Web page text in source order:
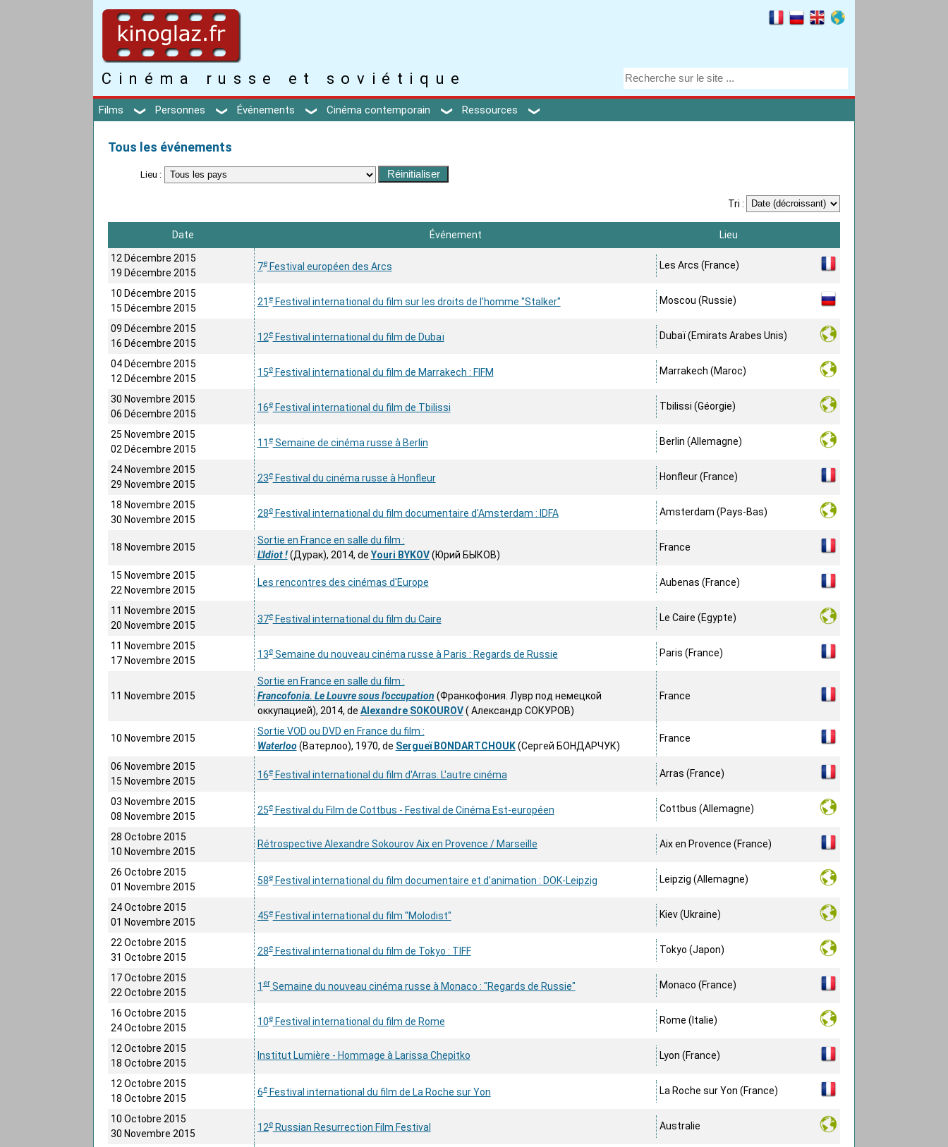
Cinéma russe et soviétique
Films Personnes Événements Cinéma contemporain Ressources
Tous les événements
Lieu :
Tri :
Date Événement Lieu
12 Décembre 2015
19 Décembre 2015
7eFestival européen des Arcs Les Arcs (France)
10 Décembre 2015
15 Décembre 2015
21eFestival international du film sur les droits de l'homme "Stalker" Moscou (Russie)
09 Décembre 2015
16 Décembre 2015
12eFestival international du film de Dubaï Dubaï (Emirats Arabes Unis)
04 Décembre 2015
12 Décembre 2015
15eFestival international du film de Marrakech : FIFM Marrakech (Maroc)
30 Novembre 2015
06 Décembre 2015
16eFestival international du film de Tbilissi Tbilissi (Géorgie)
25 Novembre 2015
02 Décembre 2015
11eSemaine de cinéma russe à Berlin Berlin (Allemagne)
24 Novembre 2015
29 Novembre 2015
23eFestival du cinéma russe à Honfleur Honfleur (France)
18 Novembre 2015
30 Novembre 2015
28eFestival international du film documentaire d'Amsterdam : IDFA Amsterdam (Pays-Bas)
18 Novembre 2015
Sortie en France en salle du film :
L'Idiot !(Дурак), 2014, de Youri BYKOV(Юрий БЫКОВ)
France
15 Novembre 2015
22 Novembre 2015
Les rencontres des cinémas d'Europe Aubenas (France)
11 Novembre 2015
20 Novembre 2015
37eFestival international du film du Caire Le Caire (Egypte)
11 Novembre 2015
17 Novembre 2015
13eSemaine du nouveau cinéma russe à Paris : Regards de Russie Paris (France)
11 Novembre 2015
Sortie en France en salle du film :
Francofonia. Le Louvre sous l'occupation (Франкофония. Лувр под немецкой
оккупацией), 2014, de Alexandre SOKOUROV( Александр СОКУРОВ)
France
10 Novembre 2015
Sortie VOD ou DVD en France du film :
Waterloo(Ватерлоо), 1970, de Sergueï BONDARTCHOUK(Сергей БОНДАРЧУК)
France
06 Novembre 2015
15 Novembre 2015
16eFestival international du film d'Arras. L'autre cinéma Arras (France)
03 Novembre 2015
08 Novembre 2015
25eFestival du Film de Cottbus - Festival de Cinéma Est-européen Cottbus (Allemagne)
28 Octobre 2015
10 Novembre 2015
Rétrospective Alexandre Sokourov Aix en Provence / Marseille Aix en Provence (France)
26 Octobre 2015
01 Novembre 2015
58eFestival international du film documentaire et d'animation : DOK-Leipzig Leipzig (Allemagne)
24 Octobre 2015
01 Novembre 2015
45eFestival international du film "Molodist" Kiev (Ukraine)
22 Octobre 2015
31 Octobre 2015
28eFestival international du film de Tokyo : TIFF Tokyo (Japon)
17 Octobre 2015
22 Octobre 2015
1erSemaine du nouveau cinéma russe à Monaco : "Regards de Russie" Monaco (France)
16 Octobre 2015
24 Octobre 2015
10eFestival international du film de Rome Rome (Italie)
12 Octobre 2015
18 Octobre 2015
Institut Lumière - Hommage à Larissa Chepitko Lyon (France)
12 Octobre 2015
18 Octobre 2015
6eFestival international du film de La Roche sur Yon La Roche sur Yon (France)
10 Octobre 2015
30 Novembre 2015
12eRussian Resurrection Film Festival Australie